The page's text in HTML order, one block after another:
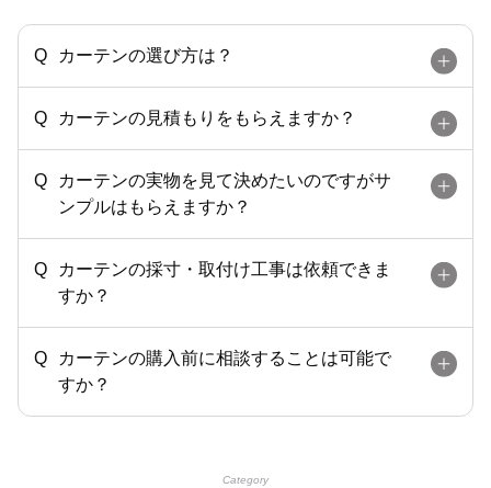
カーテンの選び方は？
カーテンの見積もりをもらえますか？
カーテンの実物を見て決めたいのですがサ
ンプルはもらえますか？
カーテンの採寸・取付け工事は依頼できま
すか？
カーテンの購入前に相談することは可能で
すか？
Category